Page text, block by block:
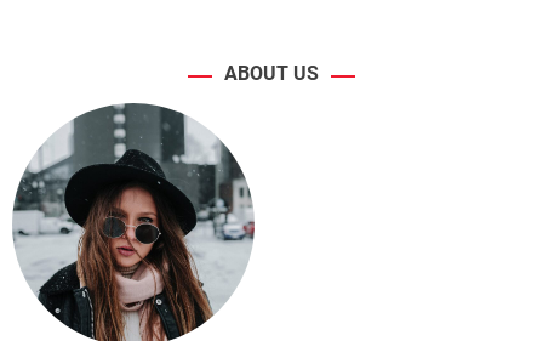
ABOUT US